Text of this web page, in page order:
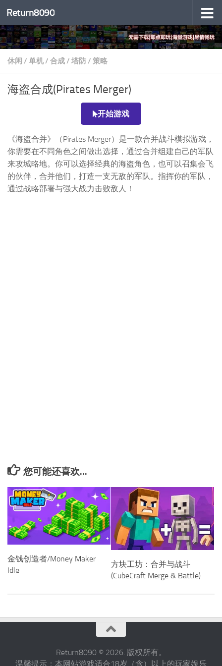
跳至内容
Return8090
休闲 / 单机/ 合成/ 塔防/ 策略
海盗合成(Pirates Merger)
开始游戏
《海盗合并》（Pirates Merger）是一款合并战斗模拟游戏，
你需要在不同角色之间做出选择，通过合并组建自己的军队
来攻城略地。你可以选择经典的海盗角色，也可以召集会飞
的伙伴，合并他们，打造一支无敌的军队。指挥你的军队，
通过战略部署与强大战力击败敌人！
您可能还喜欢...
金钱创造者/Money Maker
Idle
方块工坊：合并与战斗
(CubeCraft Merge & Battle)
Return8090 © 2026. 版权所有。
温馨提示：本网站游戏适合18岁（含）以上的玩家娱乐